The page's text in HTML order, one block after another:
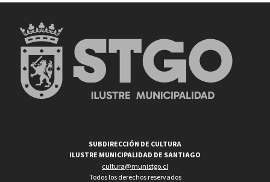
SUBDIRECCIÓN DE CULTURA
ILUSTRE MUNICIPALIDAD DE SANTIAGO
cultura@munistgo.cl
Todos los derechos reservados